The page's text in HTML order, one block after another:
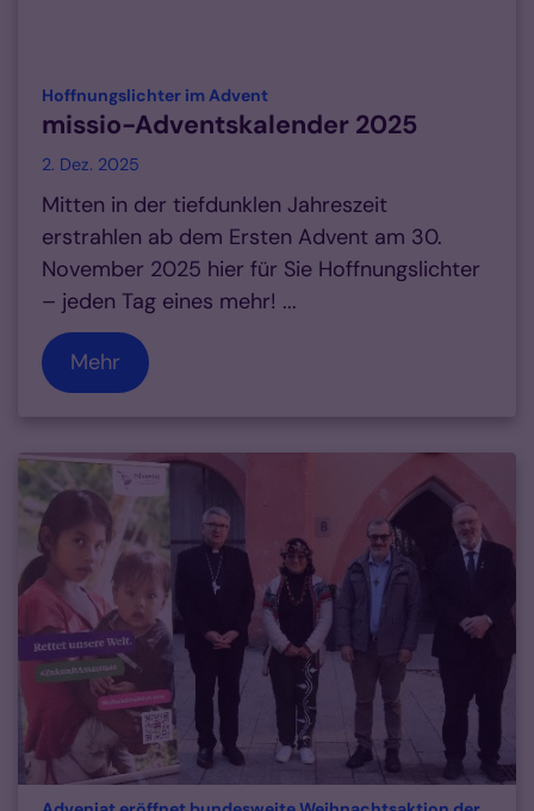
Hoffnungslichter im Advent:
missio-Adventskalender 2025
2. Dez. 2025
Mitten in der tiefdunklen Jahreszeit
erstrahlen ab dem Ersten Advent am 30.
November 2025 hier für Sie Hoffnungslichter
– jeden Tag eines mehr! ...
Mehr